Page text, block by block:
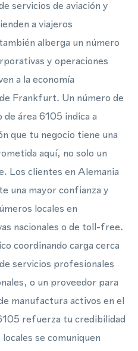
servicios de aviación y
a viajeros
alberga un número
y operaciones
a la economía
Frankfurt. Un número de
área 6105 indica a
que tu negocio tiene una
aquí, no solo un
Los clientes en Alemania
una mayor confianza y
locales en
nacionales o de toll-free.
coordinando carga cerca
servicios profesionales
o un proveedor para
manufactura activos en el
refuerza tu credibilidad
se comuniquen